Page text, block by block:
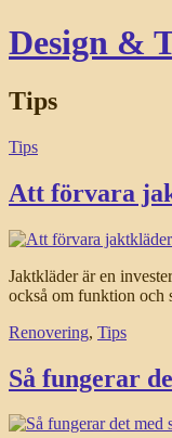
Design &
Tips
Tips
Att förvara
Jaktkläder är en
också om funktion och
Renovering, Tips
Så fungerar